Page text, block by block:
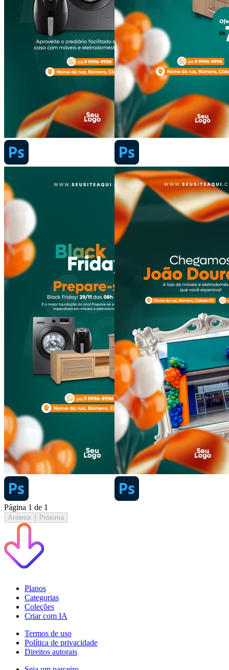
Página 1 de 1
Anterior Próxima
Planos
Categorias
Coleções
Criar com IA
Termos de uso
Política de privacidade
Direitos autorais